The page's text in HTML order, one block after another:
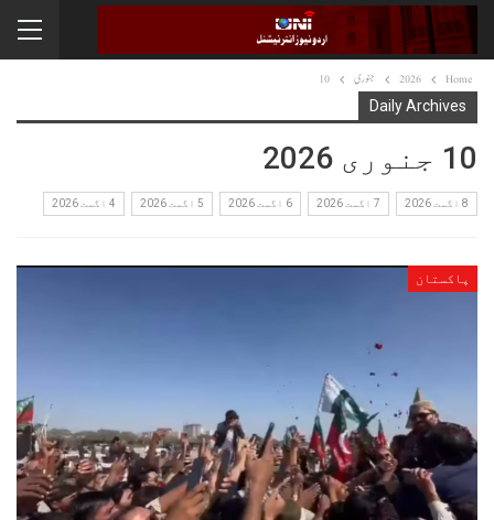
Home
2026 جنوری 10
Daily Archives
10 جنوری 2026
8 اگست 2026 7 اگست 2026 6 اگست 2026 5 اگست 2026 4 اگست 2026
پاکستان